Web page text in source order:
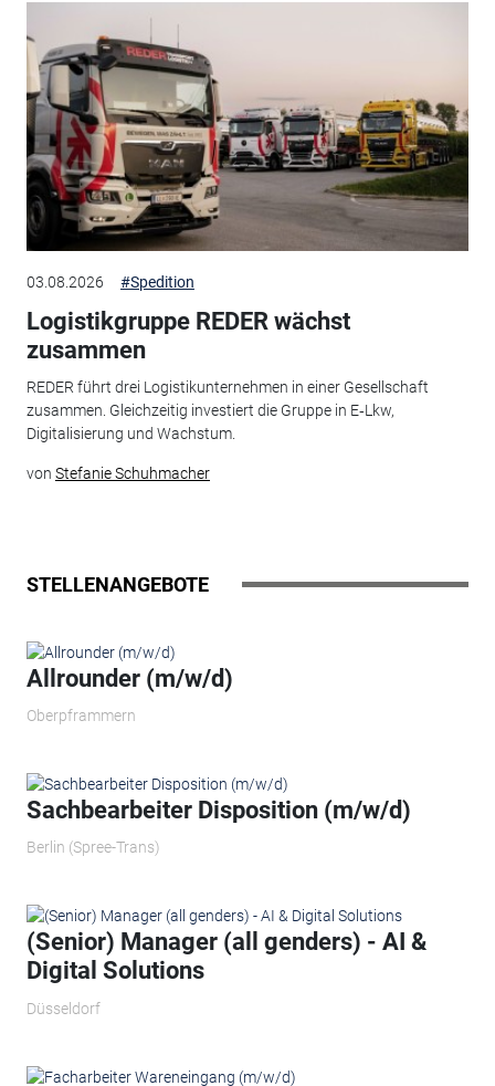
03.08.2026 #Spedition
Logistikgruppe REDER wächst
zusammen
REDER führt drei Logistikunternehmen in einer Gesellschaft
zusammen. Gleichzeitig investiert die Gruppe in E‑Lkw,
Digitalisierung und Wachstum.
von Stefanie Schuhmacher
STELLENANGEBOTE
Allrounder (m/w/d)
Oberpframmern
Sachbearbeiter Disposition (m/w/d)
Berlin (Spree-Trans)
(Senior) Manager (all genders) - AI &
Digital Solutions
Düsseldorf